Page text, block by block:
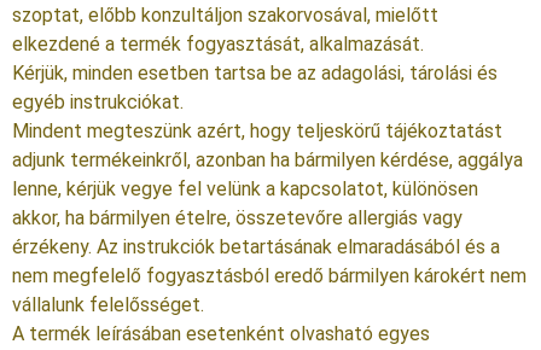
szoptat, előbb konzultáljon szakorvosával, mielőtt
elkezdené a termék fogyasztását, alkalmazását.
Kérjük, minden esetben tartsa be az adagolási, tárolási és
egyéb instrukciókat.
Mindent megteszünk azért, hogy teljeskörű tájékoztatást
adjunk termékeinkről, azonban ha bármilyen kérdése, aggálya
lenne, kérjük vegye fel velünk a kapcsolatot, különösen
akkor, ha bármilyen ételre, összetevőre allergiás vagy
érzékeny. Az instrukciók betartásának elmaradásából és a
nem megfelelő fogyasztásból eredő bármilyen károkért nem
vállalunk felelősséget.
A termék leírásában esetenként olvasható egyes